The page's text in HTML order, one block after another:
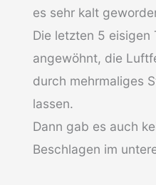
es sehr kalt
Die letzten 5 eisigen
angewöhnt, die
durch mehrmaliges
lassen.
Dann gab es auch
Beschlagen im